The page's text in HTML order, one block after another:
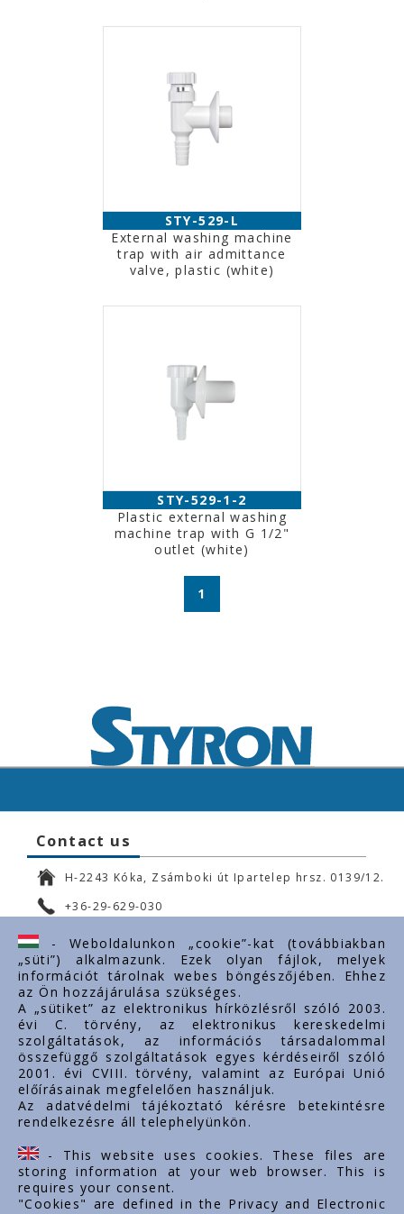
STY-529-L
External washing machine
trap with air admittance
valve, plastic (white)
STY-529-1-2
Plastic external washing
machine trap with G 1/2"
outlet (white)
1
Contact us
H-2243 Kóka, Zsámboki út Ipartelep hrsz. 0139/12.
+36-29-629-030
ertekesites@styron.hu
export@styron.hu
www.styron.hu
Important links
About us
Documents
Contacts
Career
- Weboldalunkon „cookie”-kat (továbbiakban
„süti”) alkalmazunk. Ezek olyan fájlok, melyek
információt tárolnak webes böngészőjében. Ehhez
az Ön hozzájárulása szükséges.
A „sütiket” az elektronikus hírközlésről szóló 2003.
évi C. törvény, az elektronikus kereskedelmi
szolgáltatások, az információs társadalommal
összefüggő szolgáltatások egyes kérdéseiről szóló
2001. évi CVIII. törvény, valamint az Európai Unió
előírásainak megfelelően használjuk.
Az adatvédelmi tájékoztató kérésre betekintésre
rendelkezésre áll telephelyünkön.
- This website uses cookies. These files are
storing information at your web browser. This is
requires your consent.
"Cookies" are defined in the Privacy and Electronic